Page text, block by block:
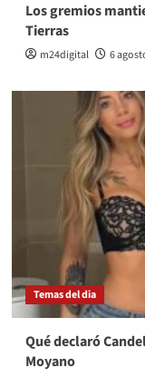
Los gremios
Tierras
m24digital 6
Temas del dia
Qué declaró
Moyano